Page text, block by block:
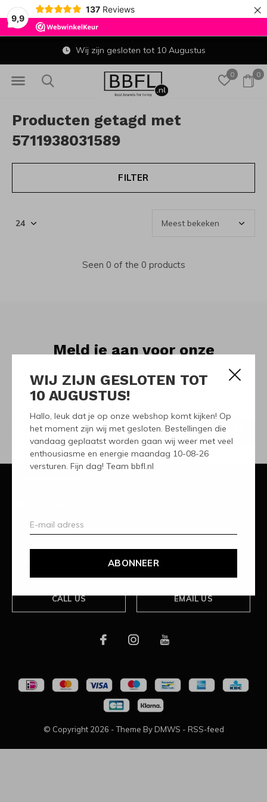
9,9
137 Reviews ×
WIJ ZIJN GESLOTEN TOT
10 AUGUSTUS!
Hallo, leuk dat je op onze webshop komt kijken! Op
het moment zijn wij met gesloten. Bestellingen die
vandaag geplaatst worden gaan wij weer met veel
enthousiasme en energie maandag 10-08-26
versturen. Fijn dag! Team bbfl.nl
ABONNEER
0 0
Wij zijn gesloten tot 10 Augustus
Producten getagd met
5711938031589
FILTER
Seen 0 of the 0 products
Meld je aan voor onze
Ontvang de nieuwste aanbiedingen en promoties
ABONNEER
Categorieën
CALL US EMAIL US
© Copyright 2026 - Theme By DMWS - RSS-feed